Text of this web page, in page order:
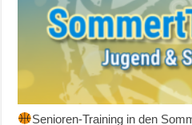
Senioren-Training in den